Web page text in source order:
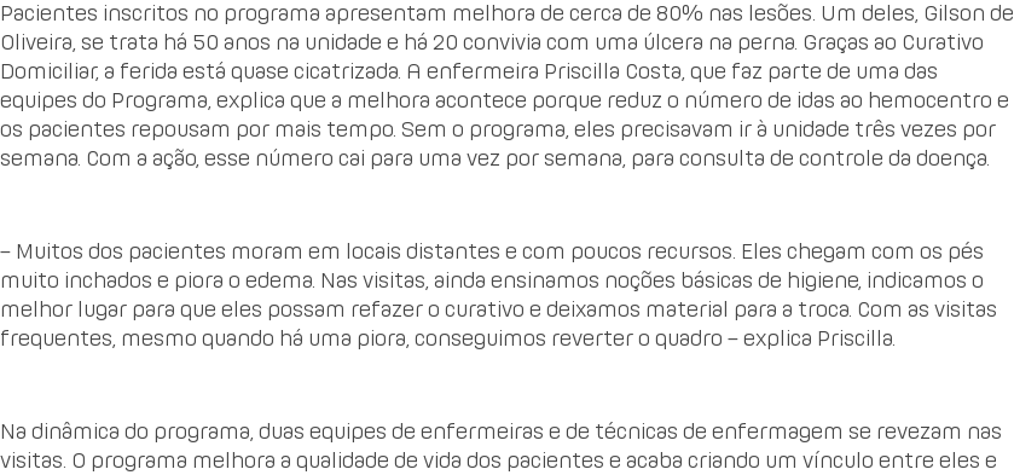
Pacientes inscritos no programa apresentam melhora de cerca de 80% nas lesões. Um deles, Gilson de
Oliveira, se trata há 50 anos na unidade e há 20 convivia com uma úlcera na perna. Graças ao Curativo
Domiciliar, a ferida está quase cicatrizada. A enfermeira Priscilla Costa, que faz parte de uma das
equipes do Programa, explica que a melhora acontece porque reduz o número de idas ao hemocentro e
os pacientes repousam por mais tempo. Sem o programa, eles precisavam ir à unidade três vezes por
semana. Com a ação, esse número cai para uma vez por semana, para consulta de controle da doença.
– Muitos dos pacientes moram em locais distantes e com poucos recursos. Eles chegam com os pés
muito inchados e piora o edema. Nas visitas, ainda ensinamos noções básicas de higiene, indicamos o
melhor lugar para que eles possam refazer o curativo e deixamos material para a troca. Com as visitas
frequentes, mesmo quando há uma piora, conseguimos reverter o quadro – explica Priscilla.
Na dinâmica do programa, duas equipes de enfermeiras e de técnicas de enfermagem se revezam nas
visitas. O programa melhora a qualidade de vida dos pacientes e acaba criando um vínculo entre eles e